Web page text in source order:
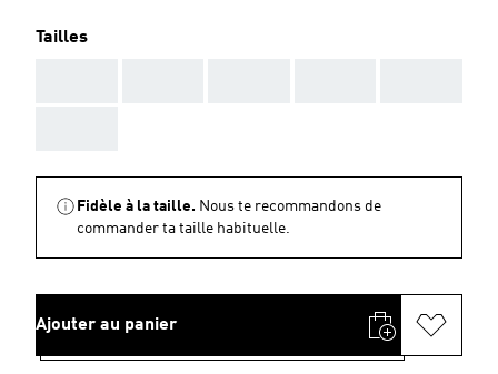
Tailles
Fidèle à la taille. Nous te recommandons de
commander ta taille habituelle.
Ajouter au panier